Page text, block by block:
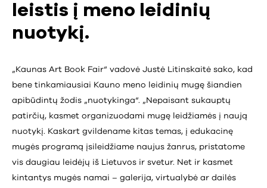
leistis į meno leidinių
nuotykį.
„Kaunas Art Book Fair“ vadovė Justė Litinskaitė sako, kad
bene tinkamiausiai Kauno meno leidinių mugę šiandien
apibūdintų žodis „nuotykinga“. „Nepaisant sukauptų
patirčių, kasmet organizuodami mugę leidžiamės į naują
nuotykį. Kaskart gvildename kitas temas, į edukacinę
mugės programą įsileidžiame naujus žanrus, pristatome
vis daugiau leidėjų iš Lietuvos ir svetur. Net ir kasmet
kintantys mugės namai – galerija, virtualybė ar dailės